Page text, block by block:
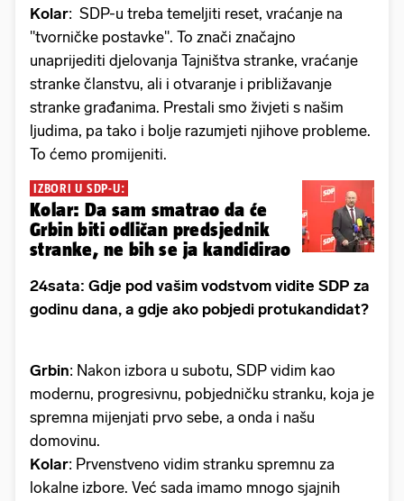
Kolar: SDP-u treba temeljiti reset, vraćanje na
"tvorničke postavke". To znači značajno
unaprijediti djelovanja Tajništva stranke, vraćanje
stranke članstvu, ali i otvaranje i približavanje
stranke građanima. Prestali smo živjeti s našim
ljudima, pa tako i bolje razumjeti njihove probleme.
To ćemo promijeniti.
IZBORI U SDP-U:
Kolar: Da sam smatrao da će
Grbin biti odličan predsjednik
stranke, ne bih se ja kandidirao
24sata: Gdje pod vašim vodstvom vidite SDP za
godinu dana, a gdje ako pobjedi protukandidat?
Grbin: Nakon izbora u subotu, SDP vidim kao
modernu, progresivnu, pobjedničku stranku, koja je
spremna mijenjati prvo sebe, a onda i našu
domovinu.
Kolar: Prvenstveno vidim stranku spremnu za
lokalne izbore. Već sada imamo mnogo sjajnih